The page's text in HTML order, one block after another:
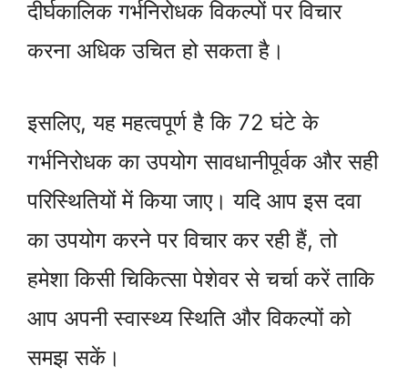
दीर्घकालिक गर्भनिरोधक विकल्पों पर विचार
करना अधिक उचित हो सकता है।
इसलिए, यह महत्वपूर्ण है कि 72 घंटे के
गर्भनिरोधक का उपयोग सावधानीपूर्वक और सही
परिस्थितियों में किया जाए। यदि आप इस दवा
का उपयोग करने पर विचार कर रही हैं, तो
हमेशा किसी चिकित्सा पेशेवर से चर्चा करें ताकि
आप अपनी स्वास्थ्य स्थिति और विकल्पों को
समझ सकें।